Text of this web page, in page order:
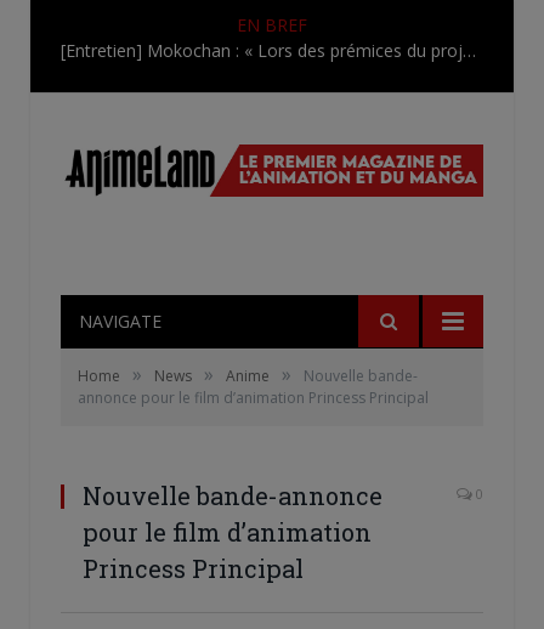
EN BREF
[Entretien] Mokochan : « Lors des prémices du projet, il était déjà demandé de suivre au mieux le manga originel.»
NAVIGATE
Home » News » Anime »
Nouvelle bande-
annonce pour le film d’animation Princess Principal
Nouvelle bande-annonce
pour le film d’animation
Princess Principal
0